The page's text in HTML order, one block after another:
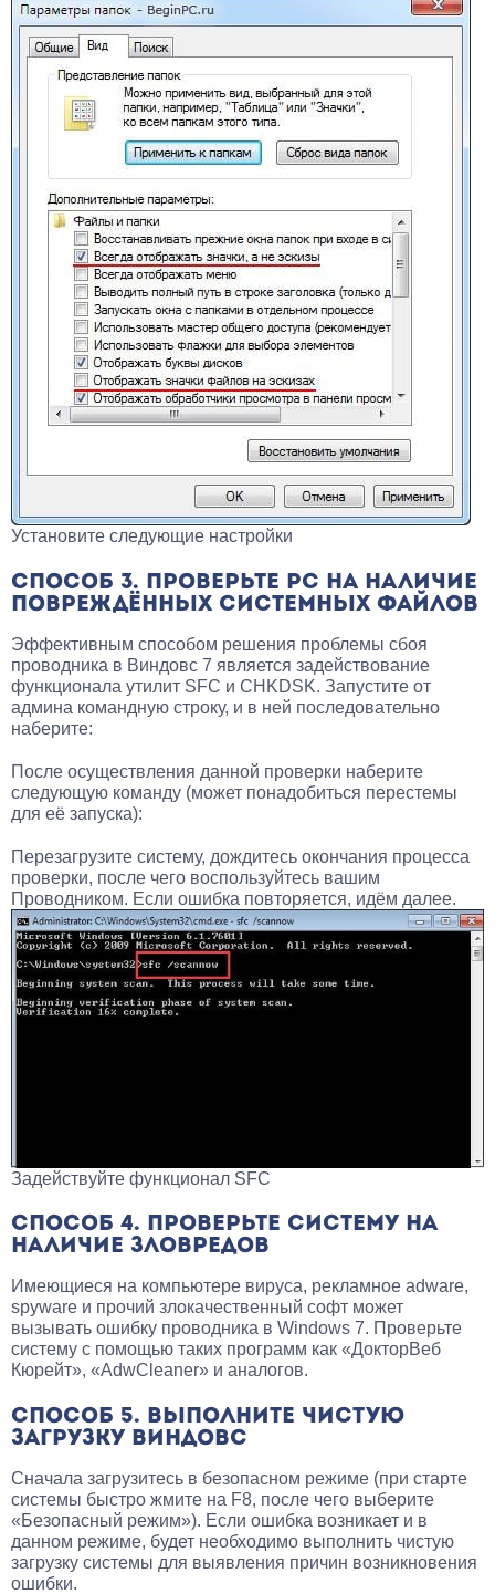
Установите следующие настройки
СПОСОБ 3. ПРОВЕРЬТЕ PC НА НАЛИЧИЕ
ПОВРЕЖДЁННЫХ СИСТЕМНЫХ ФАЙЛОВ
Эффективным способом решения проблемы сбоя
проводника в Виндовс 7 является задействование
функционала утилит SFC и CHKDSK. Запустите от
админа командную строку, и в ней последовательно
наберите:
После осуществления данной проверки наберите
следующую команду (может понадобиться перестемы
для её запуска):
Перезагрузите систему, дождитесь окончания процесса
проверки, после чего воспользуйтесь вашим
Проводником. Если ошибка повторяется, идём далее.
Задействуйте функционал SFC
СПОСОБ 4. ПРОВЕРЬТЕ СИСТЕМУ НА
НАЛИЧИЕ ЗЛОВРЕДОВ
Имеющиеся на компьютере вируса, рекламное adware,
spyware и прочий злокачественный софт может
вызывать ошибку проводника в Windows 7. Проверьте
систему с помощью таких программ как «ДокторВеб
Кюрейт», «AdwCleaner» и аналогов.
СПОСОБ 5. ВЫПОЛНИТЕ ЧИСТУЮ
ЗАГРУЗКУ ВИНДОВС
Сначала загрузитесь в безопасном режиме (при старте
системы быстро жмите на F8, после чего выберите
«Безопасный режим»). Если ошибка возникает и в
данном режиме, будет необходимо выполнить чистую
загрузку системы для выявления причин возникновения
ошибки.